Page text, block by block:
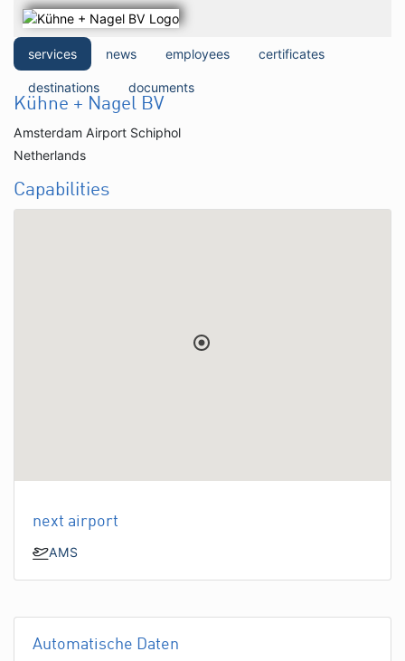
services news employees certificates
destinations documents
Kühne + Nagel BV
Amsterdam Airport Schiphol
Netherlands
Capabilities
next airport
AMS
Automatische Daten